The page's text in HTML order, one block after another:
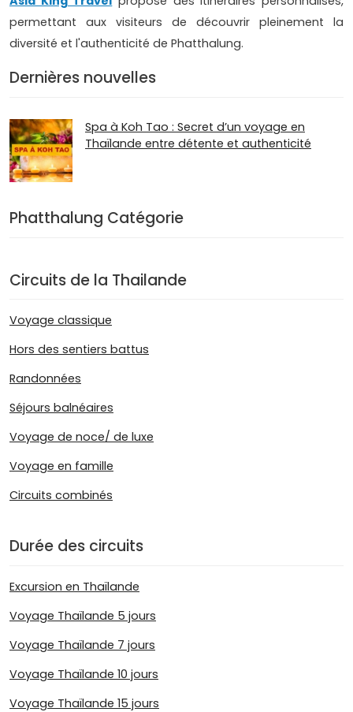
permettant aux visiteurs de découvrir pleinement la
diversité et l'authenticité de Phatthalung.
Dernières nouvelles
Spa à Koh Tao : Secret d’un voyage en
Thaïlande entre détente et authenticité
Phatthalung Catégorie
Circuits de la Thailande
Voyage classique
Hors des sentiers battus
Randonnées
Séjours balnéaires
Voyage de noce/ de luxe
Voyage en famille
Circuits combinés
Durée des circuits
Excursion en Thaïlande
Voyage Thaïlande 5 jours
Voyage Thaïlande 7 jours
Voyage Thaïlande 10 jours
Voyage Thaïlande 15 jours